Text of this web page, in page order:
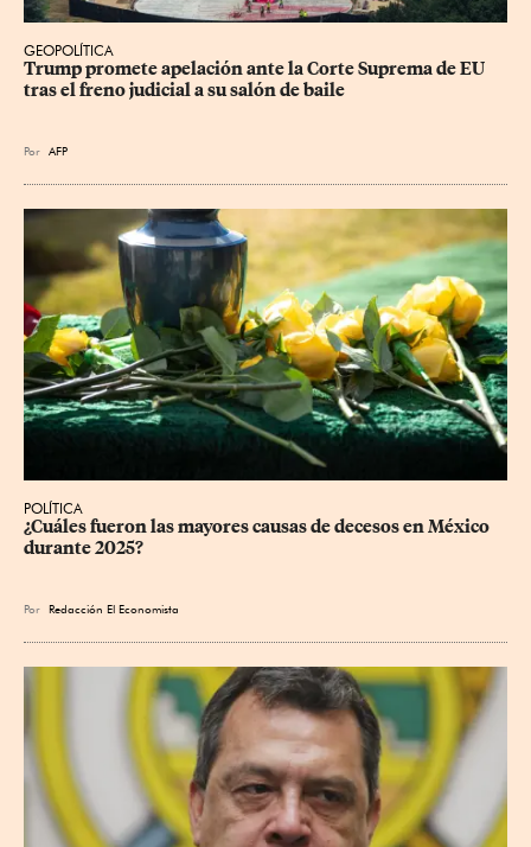
GEOPOLÍTICA
Trump promete apelación ante la Corte Suprema de EU
tras el freno judicial a su salón de baile
Por AFP
POLÍTICA
¿Cuáles fueron las mayores causas de decesos en México
durante 2025?
Por Redacción El Economista